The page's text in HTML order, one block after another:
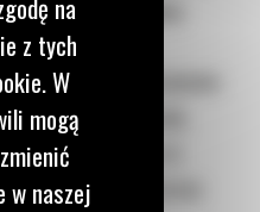
zapobiegającą
obszar pracy
wyznaczając czasowo
pieszej.
maszyny w
uruchomieniu przez
z tych
W
mogą
w naszej